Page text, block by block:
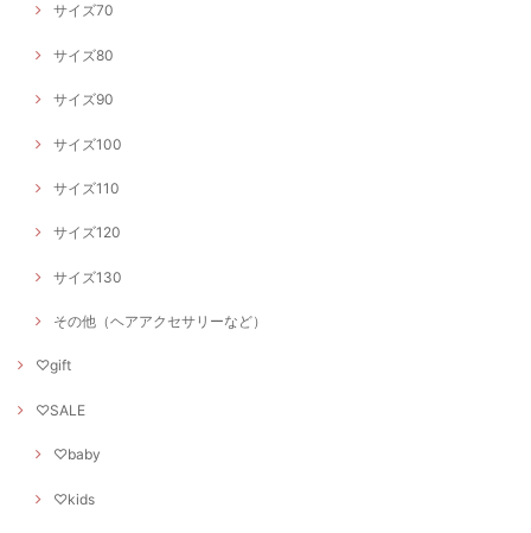
サイズ70
サイズ80
サイズ90
サイズ100
サイズ110
サイズ120
サイズ130
その他（ヘアアクセサリーなど）
♡gift
♡SALE
♡baby
♡kids